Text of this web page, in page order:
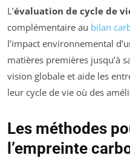
L’évaluation de cycle de
complémentaire au bilan
l’impact environnemental
matières premières jusqu’à
vision globale et aide les
leur cycle de vie où des
Les méthodes
l’empreinte